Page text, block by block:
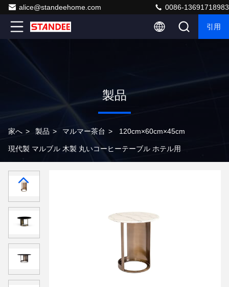
alice@standeehome.com 0086-13691718983
引用
製品
家へ > 製品 > マルマー茶台 > 120cm×60cm×45cm
現代製 マルブル 木製 丸いコーヒーテーブル ホテル用